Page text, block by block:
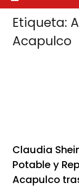
Etiqueta:
Acapulco
Claudia
Potable y
Acapulco